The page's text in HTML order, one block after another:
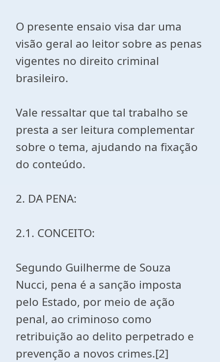
O presente ensaio visa dar uma
visão geral ao leitor sobre as penas
vigentes no direito criminal
brasileiro.
Vale ressaltar que tal trabalho se
presta a ser leitura complementar
sobre o tema, ajudando na fixação
do conteúdo.
2. DA PENA:
2.1. CONCEITO:
Segundo Guilherme de Souza
Nucci, pena é a sanção imposta
pelo Estado, por meio de ação
penal, ao criminoso como
retribuição ao delito perpetrado e
prevenção a novos crimes.[2]